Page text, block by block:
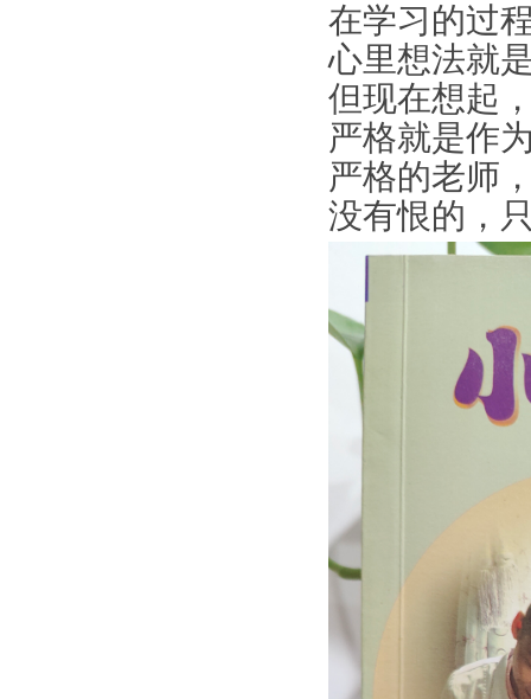
在学习的过
心里想法就
但现在想起
严格就是作
严格的老师
没有恨的，